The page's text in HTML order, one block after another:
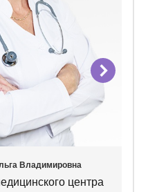
Владимировна
центра